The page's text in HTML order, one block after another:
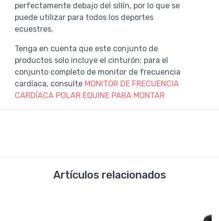
perfectamente debajo del sillín, por lo que se
puede utilizar para todos los deportes
ecuestres.
Tenga en cuenta que este conjunto de
productos solo incluye el cinturón; para el
conjunto completo de monitor de frecuencia
cardíaca, consulte MONITOR DE FRECUENCIA
CARDÍACA POLAR EQUINE PARA MONTAR
Artículos relacionados